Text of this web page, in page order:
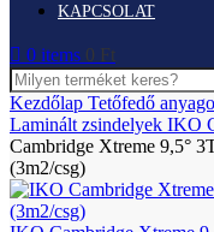
KAPCSOLAT
0 items 0 Ft
Kezdőlap Tetőfedő
Laminált zsindelyek IKO
Cambridge Xtreme 9,5°
(3m2/csg)